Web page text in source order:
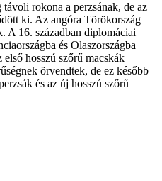
rokona a perzsának, de az
ki. Az angóra Törökország
A 16. században diplomáciai
és Olaszországba
hosszú szőrű macskák
örvendtek, de ez később
és az új hosszú szőrű